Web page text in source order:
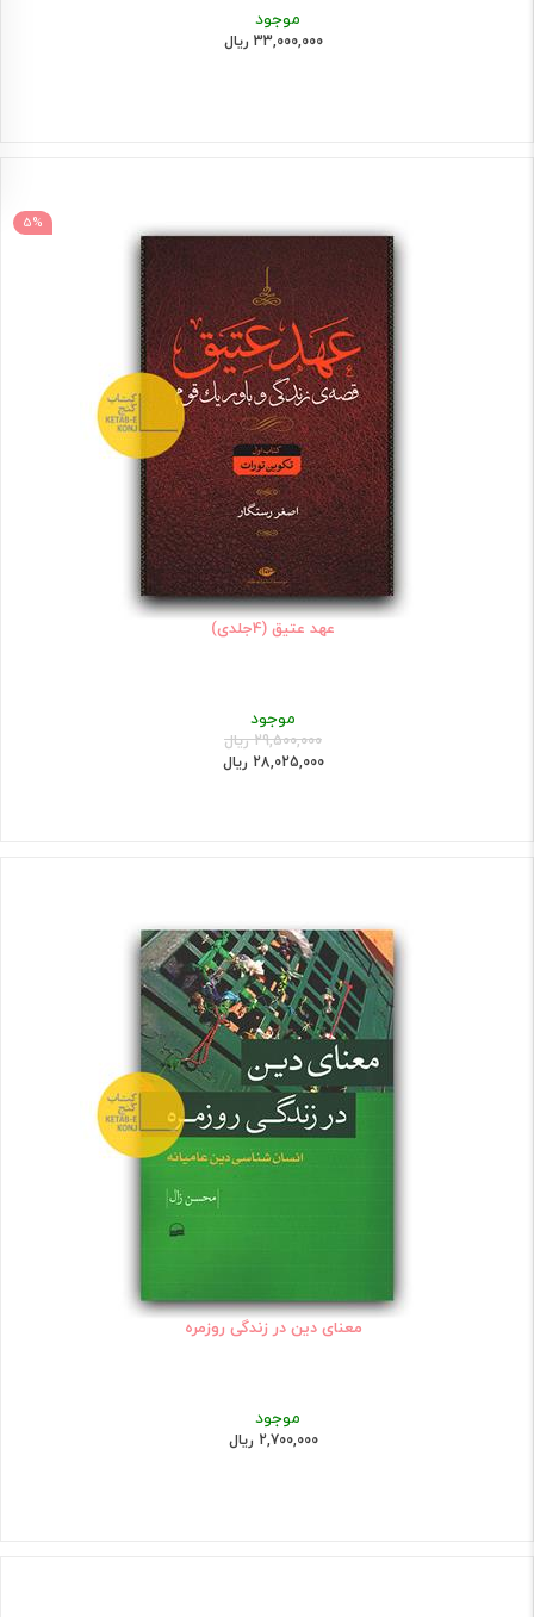
موجود
33,000,000 ریال
5%
عهد عتیق (4جلدی)
موجود
29,500,000 ریال
28,025,000 ریال
معنای دین در زندگی روزمره
موجود
2,700,000 ریال